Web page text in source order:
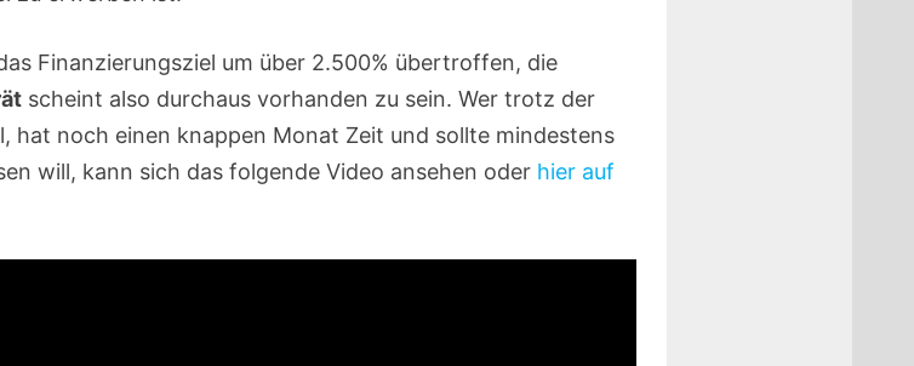
Finanzierungsziel um über 2.500% übertroffen, die
scheint also durchaus vorhanden zu sein. Wer trotz der
hat noch einen knappen Monat Zeit und sollte mindestens
will, kann sich das folgende Video ansehen oder hier auf